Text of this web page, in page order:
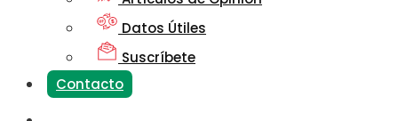
Datos Útiles
Suscríbete
Contacto